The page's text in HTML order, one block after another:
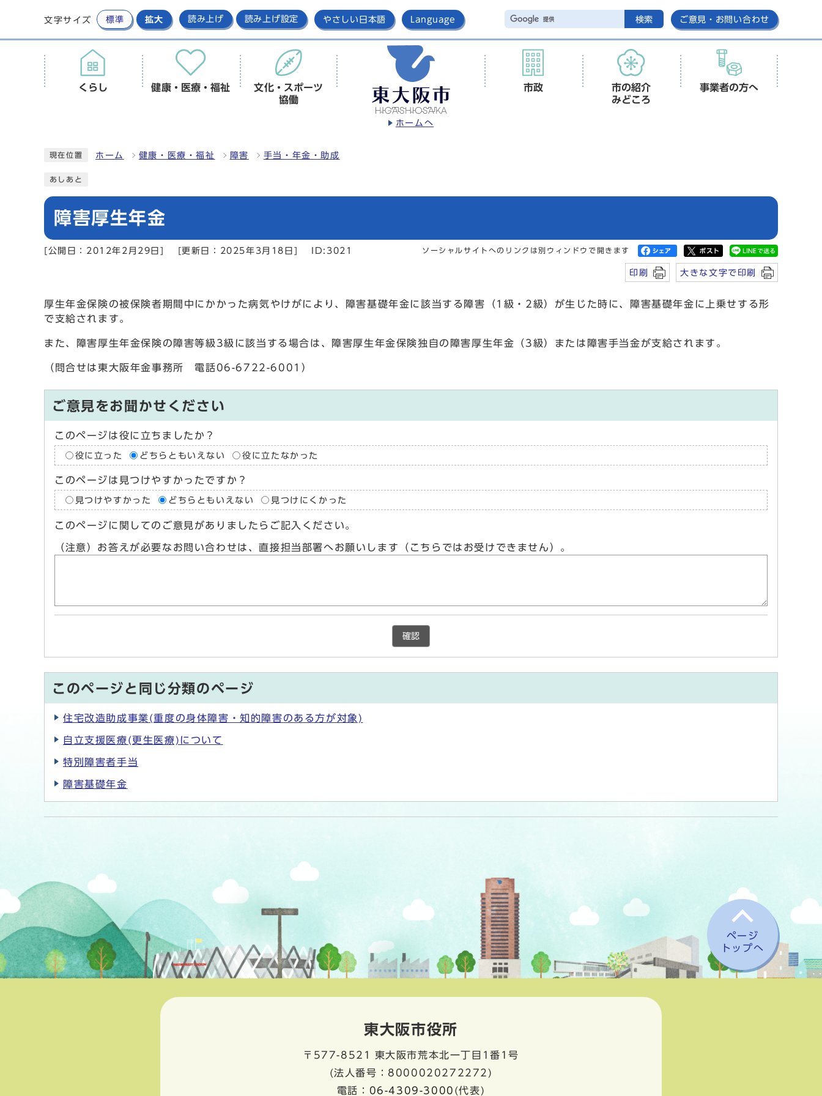
文字サイズ 標準 拡大 読み上げ 読み上げ設定 やさしい日本語 Language 検索 ご意見・お問い合わせ
ホームへ
くらし 健康・医療・福祉
文化・スポーツ
協働
市政
市の紹介
みどころ
事業者の方へ
現在位置 ホーム 健康・医療・福祉 障害 手当・年金・助成
あしあと
障害厚生年金
[公開日：2012年2月29日] [更新日：2025年3月18日] ID:3021 ソーシャルサイトへのリンクは別ウィンドウで開きます
印刷 大きな文字で印刷
厚生年金保険の被保険者期間中にかかった病気やけがにより、障害基礎年金に該当する障害（1級・2級）が生じた時に、障害基礎年金に上乗せする形
で支給されます。
また、障害厚生年金保険の障害等級3級に該当する場合は、障害厚生年金保険独自の障害厚生年金（3級）または障害手当金が支給されます。
（問合せは東大阪年金事務所 電話06-6722-6001）
ご意見をお聞かせください
このページは役に立ちましたか？
役に立った どちらともいえない 役に立たなかった
このページは見つけやすかったですか？
見つけやすかった どちらともいえない 見つけにくかった
このページに関してのご意見がありましたらご記入ください。
（注意）お答えが必要なお問い合わせは、直接担当部署へお願いします（こちらではお受けできません）。
確認
このページと同じ分類のページ
住宅改造助成事業(重度の身体障害・知的障害のある方が対象)
自立支援医療(更生医療)について
特別障害者手当
障害基礎年金
ページ
トップへ
東大阪市役所
〒577-8521
東大阪市荒本北一丁目1番1号
(法人番号：8000020272272)
電話： 06-4309-3000 (代表)